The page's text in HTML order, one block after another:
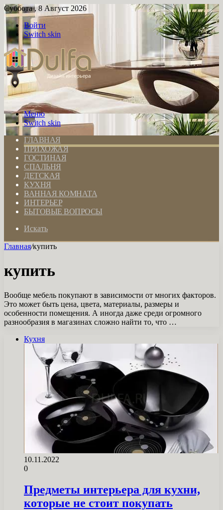
Суббота , 8 Август 2026
Войти
Switch skin
Меню
Switch skin
ГЛАВНАЯ
ПРИХОЖАЯ
ГОСТИНАЯ
СПАЛЬНЯ
ДЕТСКАЯ
КУХНЯ
ВАННАЯ КОМНАТА
ИНТЕРЬЕР
БЫТОВЫЕ ВОПРОСЫ
Искать
Главная/купить
купить
Вообще мебель покупают в зависимости от многих факторов.
Это может быть цена, цвета, материалы, размеры и
особенности помещения. А иногда даже среди огромного
разнообразия в магазинах сложно найти то, что …
Кухня
10.11.2022
0
Предметы интерьера для кухни,
которые не стоит покупать